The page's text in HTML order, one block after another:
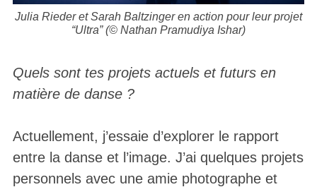
Julia Rieder et Sarah Baltzinger en action pour leur projet
“Ultra” (© Nathan Pramudiya Ishar)
Quels sont tes projets actuels et futurs en
matière de danse ?
Actuellement, j’essaie d’explorer le rapport
entre la danse et l’image. J’ai quelques projets
personnels avec une amie photographe et